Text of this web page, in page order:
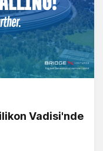
Vadisi'nde